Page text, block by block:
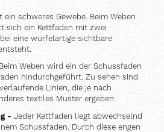
schweres Gewebe. Beim Weben
sich ein Kettfaden mit zwei
eine würfelartige sichtbare
Weben wird ein der Schussfaden
hindurchgeführt. Zu sehen sind
Linien, die je nach
textiles Muster ergeben.
- Jeder Kettfaden liegt abwechselnd
Schussfaden. Durch diese engen